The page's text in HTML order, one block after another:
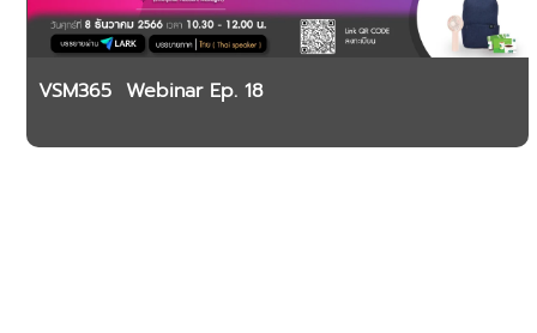
VSM365 Webinar Ep. 18